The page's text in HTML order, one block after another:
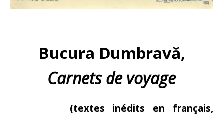
Bucura Dumbravă,
Carnets de voyage
(textes inédits en français,